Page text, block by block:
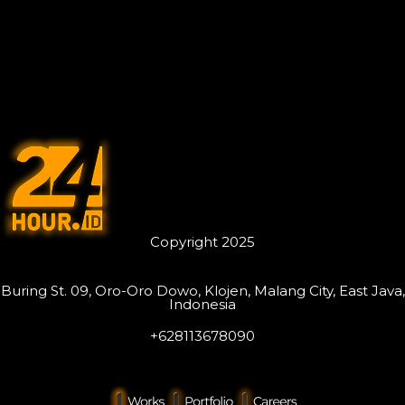
Copyright 2025
Buring St. 09, Oro-Oro Dowo, Klojen, Malang City, East Java,
Indonesia
+628113678090